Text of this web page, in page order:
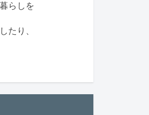
らしを
たり、